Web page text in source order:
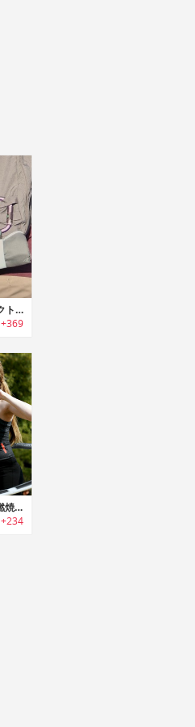
Acteon Beach Towel｜コンパクト抗菌マイクロファイバービーチタオル「アクテオン」
+369
VHOOP｜おなか周りの脂肪を燃焼する折りたたみ式スマートフープ「Vフープ」
+234